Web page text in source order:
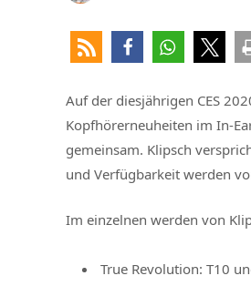
Auf der diesjährigen CES
Kopfhörerneuheiten im In-
gemeinsam. Klipsch
und Verfügbarkeit werden
Im einzelnen werden von
True Revolution: T10